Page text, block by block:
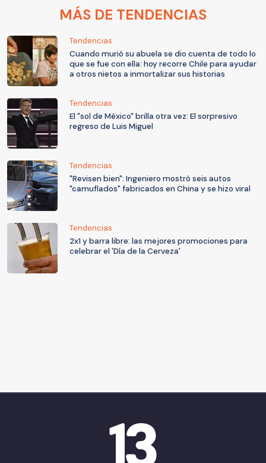
MÁS DE TENDENCIAS
Tendencias
Cuando murió su abuela se dio cuenta de todo lo
que se fue con ella: hoy recorre Chile para ayudar
a otros nietos a inmortalizar sus historias
Tendencias
El "sol de México" brilla otra vez: El sorpresivo
regreso de Luis Miguel
Tendencias
"Revisen bien": Ingeniero mostró seis autos
"camuflados" fabricados en China y se hizo viral
Tendencias
2x1 y barra libre: las mejores promociones para
celebrar el 'Día de la Cerveza'